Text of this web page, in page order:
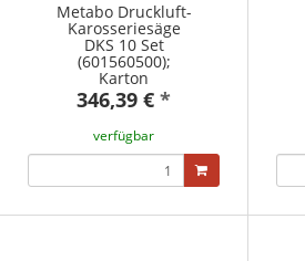
Metabo Druckluft-
Karosseriesäge
DKS 10 Set
(601560500);
Karton
346,39 € *
verfügbar